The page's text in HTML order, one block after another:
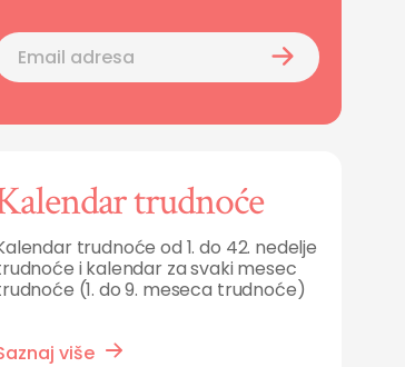
trudnoće
trudnoće od 1. do 42. nedelje
i kalendar za svaki mesec
(1. do 9. meseca trudnoće)
više